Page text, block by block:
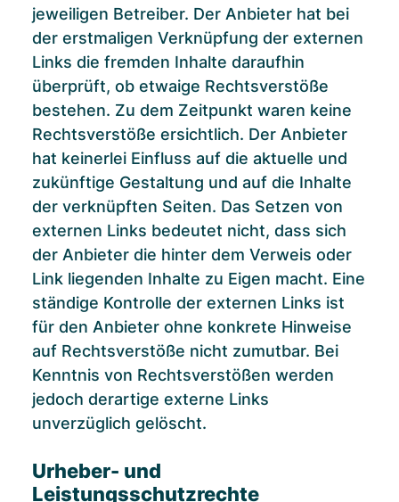
jeweiligen Betreiber. Der Anbieter hat bei
der erstmaligen Verknüpfung der externen
Links die fremden Inhalte daraufhin
überprüft, ob etwaige Rechtsverstöße
bestehen. Zu dem Zeitpunkt waren keine
Rechtsverstöße ersichtlich. Der Anbieter
hat keinerlei Einfluss auf die aktuelle und
zukünftige Gestaltung und auf die Inhalte
der verknüpften Seiten. Das Setzen von
externen Links bedeutet nicht, dass sich
der Anbieter die hinter dem Verweis oder
Link liegenden Inhalte zu Eigen macht. Eine
ständige Kontrolle der externen Links ist
für den Anbieter ohne konkrete Hinweise
auf Rechtsverstöße nicht zumutbar. Bei
Kenntnis von Rechtsverstößen werden
jedoch derartige externe Links
unverzüglich gelöscht.
Urheber- und
Leistungsschutzrechte